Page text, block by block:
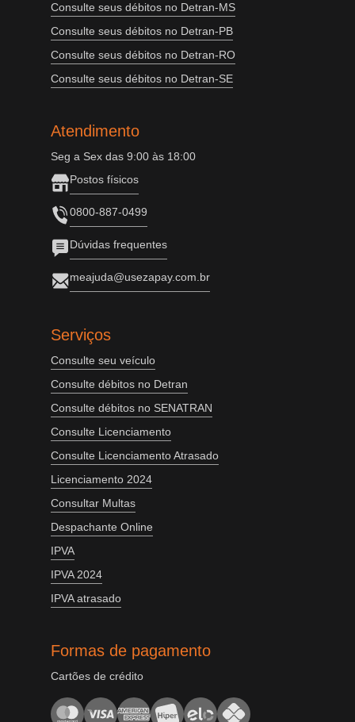
Consulte seus débitos no Detran-MS
Consulte seus débitos no Detran-PB
Consulte seus débitos no Detran-RO
Consulte seus débitos no Detran-SE
Atendimento
Seg a Sex das 9:00 às 18:00
Postos físicos
0800-887-0499
Dúvidas frequentes
meajuda@usezapay.com.br
Serviços
Consulte seu veículo
Consulte débitos no Detran
Consulte débitos no SENATRAN
Consulte Licenciamento
Consulte Licenciamento Atrasado
Licenciamento 2024
Consultar Multas
Despachante Online
IPVA
IPVA 2024
IPVA atrasado
Formas de pagamento
Cartões de crédito